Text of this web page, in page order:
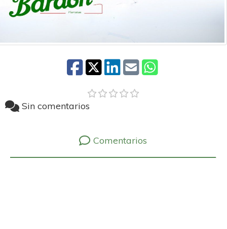
Sin comentarios
Comentarios